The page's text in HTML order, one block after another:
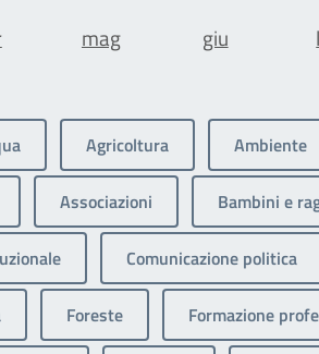
mag giu
Agricoltura Ambiente
Associazioni Bambini e
Comunicazione politica
Foreste Formazione